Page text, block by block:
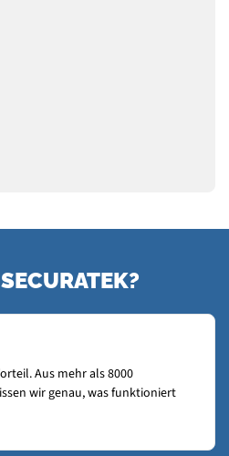
Aus mehr als 8000
wir genau, was funktioniert